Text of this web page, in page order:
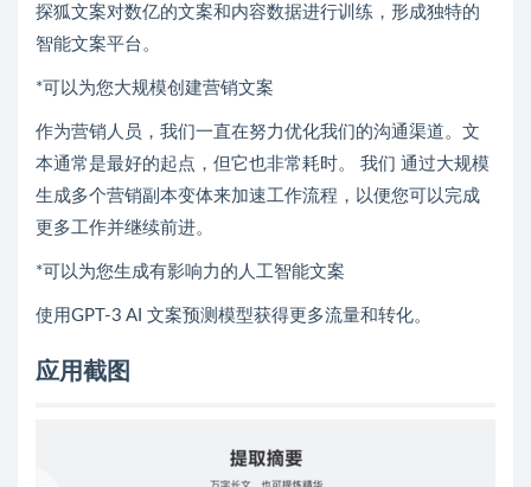
探狐文案对数亿的文案和内容数据进行训练，形成独特的
智能文案平台。
*可以为您大规模创建营销文案
作为营销人员，我们一直在努力优化我们的沟通渠道。文
本通常是最好的起点，但它也非常耗时。 我们 通过大规模
生成多个营销副本变体来加速工作流程，以便您可以完成
更多工作并继续前进。
*可以为您生成有影响力的人工智能文案
使用GPT-3 AI 文案预测模型获得更多流量和转化。
应用截图